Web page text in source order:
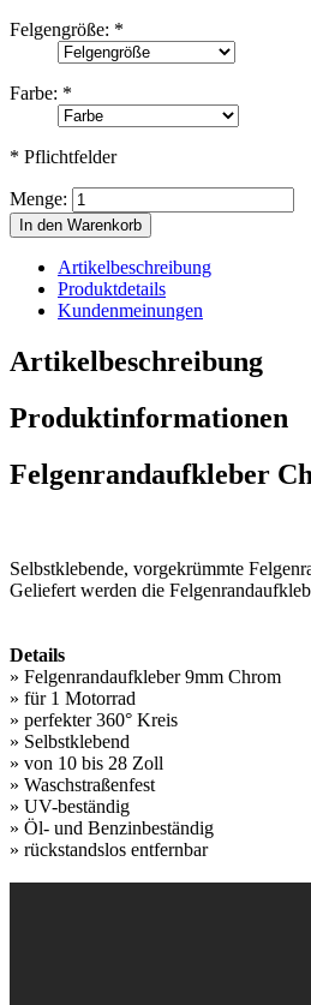
Felgengröße: *
Farbe: *
* Pflichtfelder
Menge:
In den Warenkorb
Artikelbeschreibung
Produktdetails
Kundenmeinungen
Artikelbeschreibung
Produktinformationen
Felgenrandaufkleber
Selbstklebende, vorgekrümmte
Geliefert werden die
Details
» Felgenrandaufkleber 9mm Chrom
» für 1 Motorrad
» perfekter 360° Kreis
» Selbstklebend
» von 10 bis 28 Zoll
» Waschstraßenfest
» UV-beständig
» Öl- und Benzinbeständig
» rückstandslos entfernbar